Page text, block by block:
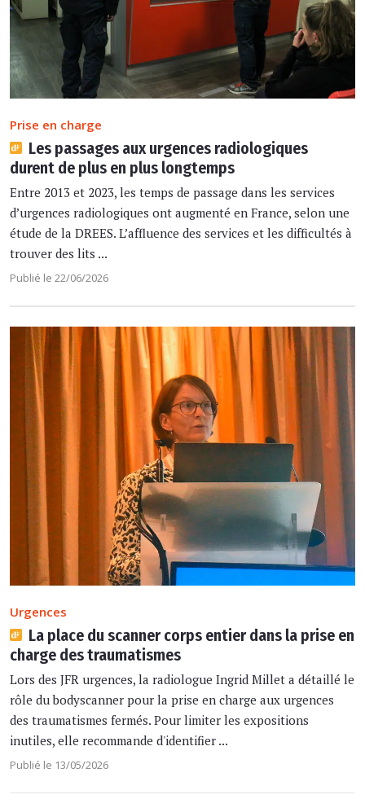
Prise en charge
Les passages aux urgences radiologiques
durent de plus en plus longtemps
Entre 2013 et 2023, les temps de passage dans les services
d’urgences radiologiques ont augmenté en France, selon une
étude de la DREES. L’affluence des services et les difficultés à
trouver des lits ...
Publié le 22/06/2026
Urgences
La place du scanner corps entier dans la prise en
charge des traumatismes
Lors des JFR urgences, la radiologue Ingrid Millet a détaillé le
rôle du bodyscanner pour la prise en charge aux urgences
des traumatismes fermés. Pour limiter les expositions
inutiles, elle recommande d'identifier ...
Publié le 13/05/2026